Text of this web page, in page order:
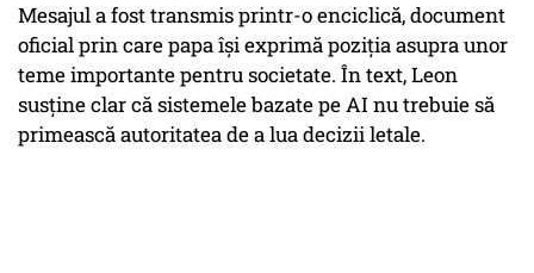
Mesajul a fost transmis printr-o enciclică, document
oficial prin care papa își exprimă poziția asupra unor
teme importante pentru societate. În text, Leon
susține clar că sistemele bazate pe AI nu trebuie să
primească autoritatea de a lua decizii letale.